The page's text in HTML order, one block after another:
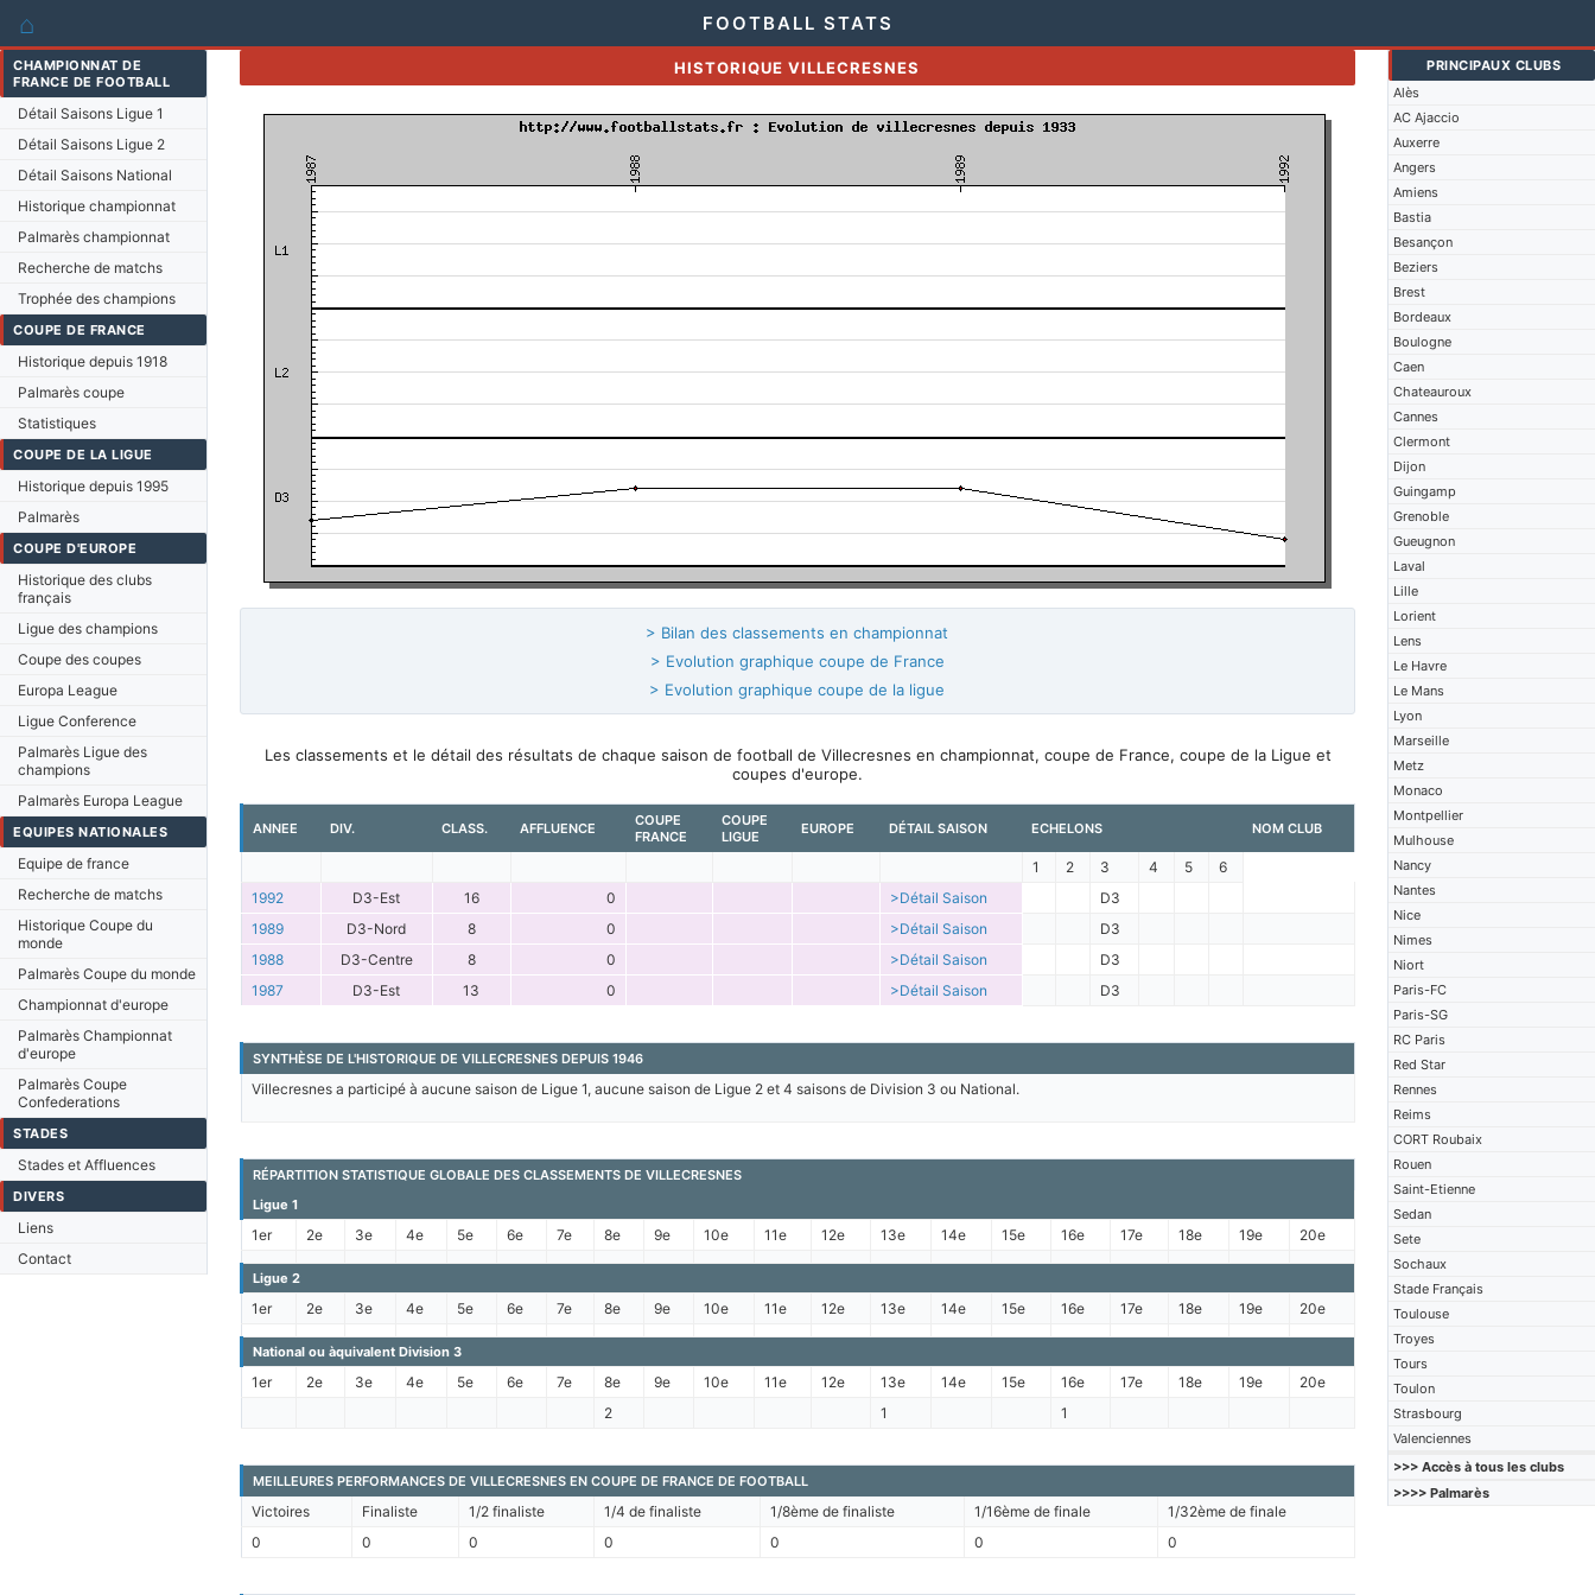
⌂ FOOTBALL STATS
CHAMPIONNAT DE
FRANCE DE FOOTBALL
Détail Saisons Ligue 1
Détail Saisons Ligue 2
Détail Saisons National
Historique championnat
Palmarès championnat
Recherche de matchs
Trophée des champions
COUPE DE FRANCE
Historique depuis 1918
Palmarès coupe
Statistiques
COUPE DE LA LIGUE
Historique depuis 1995
Palmarès
COUPE D'EUROPE
Historique des clubs
français
Ligue des champions
Coupe des coupes
Europa League
Ligue Conference
Palmarès Ligue des
champions
Palmarès Europa League
EQUIPES NATIONALES
Equipe de france
Recherche de matchs
Historique Coupe du
monde
Palmarès Coupe du monde
Championnat d'europe
Palmarès Championnat
d'europe
Palmarès Coupe
Confederations
STADES
Stades et Affluences
DIVERS
Liens
Contact
PRINCIPAUX CLUBS
Alès
AC Ajaccio
Auxerre
Angers
Amiens
Bastia
Besançon
Beziers
Brest
Bordeaux
Boulogne
Caen
Chateauroux
Cannes
Clermont
Dijon
Guingamp
Grenoble
Gueugnon
Laval
Lille
Lorient
Lens
Le Havre
Le Mans
Lyon
Marseille
Metz
Monaco
Montpellier
Mulhouse
Nancy
Nantes
Nice
Nimes
Niort
Paris-FC
Paris-SG
RC Paris
Red Star
Rennes
Reims
CORT Roubaix
Rouen
Saint-Etienne
Sedan
Sete
Sochaux
Stade Français
Toulouse
Troyes
Tours
Toulon
Strasbourg
Valenciennes
>>> Accès à tous les clubs
>>>> Palmarès
HISTORIQUE VILLECRESNES
> Bilan des classements en championnat
> Evolution graphique coupe de France
> Evolution graphique coupe de la ligue
Les classements et le détail des résultats de chaque saison de football de Villecresnes en championnat, coupe de France, coupe de la Ligue et
coupes d'europe.
ANNEE DIV. CLASS. AFFLUENCE
COUPE
FRANCE
COUPE
LIGUE
EUROPE DÉTAIL SAISON ECHELONS NOM CLUB
1 2 3 4 5
6
1992
D3-Est 16 0 >Détail Saison
D3
1989
D3-Nord 8 0 >Détail Saison
D3
1988
D3-Centre 8 0 >Détail Saison
D3
1987
D3-Est 13 0 >Détail Saison D3
SYNTHÈSE DE L'HISTORIQUE DE VILLECRESNES DEPUIS 1946
Villecresnes a participé à aucune saison de Ligue 1, aucune saison de Ligue 2 et 4 saisons de Division 3 ou National.
RÉPARTITION STATISTIQUE GLOBALE DES CLASSEMENTS DE VILLECRESNES
Ligue 1
1er 2e 3e 4e 5e 6e 7e 8e 9e 10e 11e 12e 13e 14e 15e 16e 17e 18e 19e 20e
Ligue 2
1er 2e 3e 4e 5e 6e 7e 8e 9e 10e 11e 12e 13e 14e 15e 16e 17e 18e 19e 20e
National ou àquivalent Division 3
1er 2e 3e 4e 5e 6e 7e 8e 9e 10e 11e 12e 13e 14e 15e 16e 17e 18e 19e
20e
2
1 1
MEILLEURES PERFORMANCES DE VILLECRESNES EN COUPE DE FRANCE DE FOOTBALL
Victoires Finaliste 1/2 finaliste 1/4 de finaliste 1/8ème de finaliste 1/16ème de finale
1/32ème de finale
0
0 0 0 0 0 0